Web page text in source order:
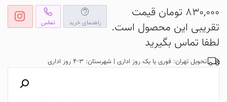
راهنمای خرید تماس
830,000 تومان قیمت
تقریبی این محصول است.
لطفا تماس بگیرید
تحویل تهران: فوری یا یک روز اداری | شهرستان: 3-4 روز اداری